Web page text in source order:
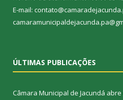
E-mail:
ÚLTIMAS PUBLICAÇÕES
Câmara Municipal de Jacundá